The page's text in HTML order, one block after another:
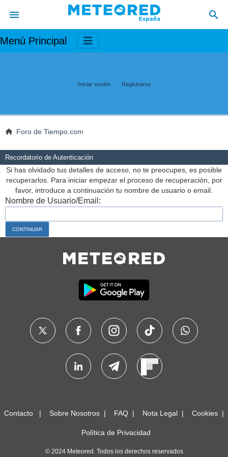
Menú Principal
Iniciar sesión Registrarse
Foro de Tiempo.com
Recordatorio de Autenticación
Si has olvidado tus detalles de acceso, no te preocupes, es posible
recuperarlos. Para iniciar empezar el proceso de recuperación, por
favor, introduce a continuación tu nombre de usuario o email.
Nombre de Usuario/Email:
Contacto Sobre Nosotros FAQ Nota Legal Cookies
Política de Privacidad
© 2024 Meteored. Todos los derechos reservados